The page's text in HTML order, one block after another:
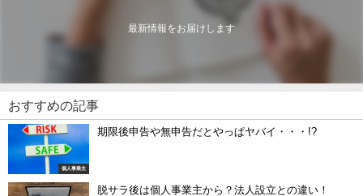
最新情報をお届けします
おすすめの記事
個人事業主
期限後申告や無申告だとやっぱヤバイ・・・!?
脱サラ後は個人事業主から？法人設立との違い！